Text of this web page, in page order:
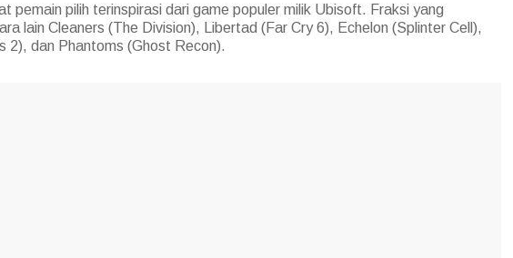
pemain pilih terinspirasi dari game populer milik Ubisoft. Fraksi yang
lain Cleaners (The Division), Libertad (Far Cry 6), Echelon (Splinter Cell),
2), dan Phantoms (Ghost Recon).